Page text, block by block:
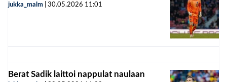
jukka_malm 30.05.2026 11:01
Berat Sadik laittoi nappulat naulaan